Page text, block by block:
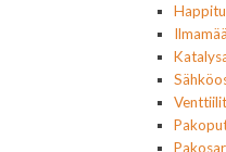
Venttiilit